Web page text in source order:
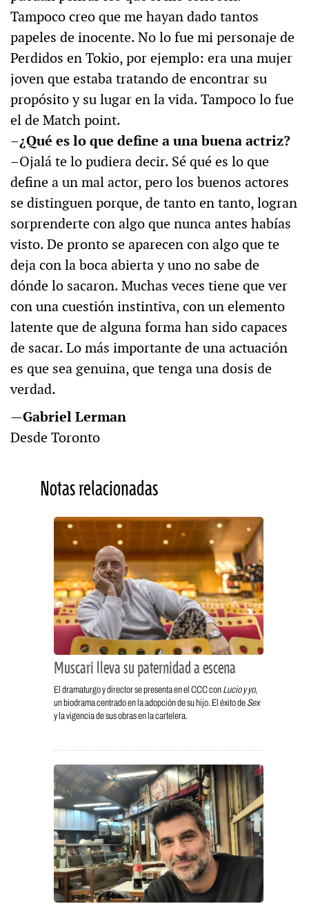
Tampoco creo que me hayan dado tantos
papeles de inocente. No lo fue mi personaje de
Perdidos en Tokio, por ejemplo: era una mujer
joven que estaba tratando de encontrar su
propósito y su lugar en la vida. Tampoco lo fue
el de Match point.
–¿Qué es lo que define a una buena actriz?
–Ojalá te lo pudiera decir. Sé qué es lo que
define a un mal actor, pero los buenos actores
se distinguen porque, de tanto en tanto, logran
sorprenderte con algo que nunca antes habías
visto. De pronto se aparecen con algo que te
deja con la boca abierta y uno no sabe de
dónde lo sacaron. Muchas veces tiene que ver
con una cuestión instintiva, con un elemento
latente que de alguna forma han sido capaces
de sacar. Lo más importante de una actuación
es que sea genuina, que tenga una dosis de
verdad.
—Gabriel Lerman
Desde Toronto
Notas relacionadas
Muscari lleva su paternidad a escena
El dramaturgo y director se presenta en el CCC con Lucio y yo,
un biodrama centrado en la adopción de su hijo. El éxito de Sex
y la vigencia de sus obras en la cartelera.